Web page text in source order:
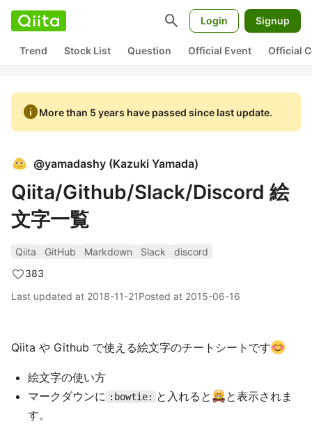
search Login Signup
Trend Stock List Question Official Event Official
infoMore than 5 years have passed since last update.
@yamadashy (Kazuki Yamada)
Qiita/Github/Slack/Discord 絵
文字一覧
Qiita GitHub Markdown Slack
discord
383
Last updated at 2018-11-21Posted at 2015-06-16
Qiita や Github で使える絵文字のチートシートです
絵文字の使い方
マークダウンに :bowtie: と入れると
と表示されま
す。